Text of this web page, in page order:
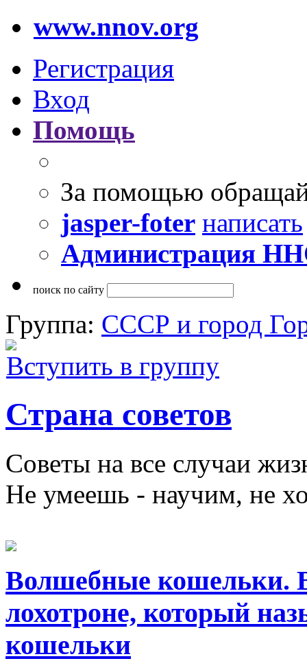
www.nnov.org
Регистрация
Вход
Помощь
За помощью
jasper-foter написать
Администрация
поиск по сайту
Группа: СССР и город
Вступить в группу
Страна советов
Советы на все случаи
Не умеешь - научим, не
Волшебные кошельки.
лохотроне, который
кошельки